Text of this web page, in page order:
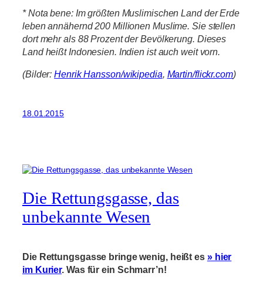
* Nota bene: Im größten Muslimischen Land der Erde
leben annähernd 200 Millionen Muslime. Sie stellen
dort mehr als 88 Prozent der Bevölkerung. Dieses
Land heißt Indonesien. Indien ist auch weit vorn.
(Bilder:Henrik Hansson/wikipedia, Martin/flickr.com)
18.01.2015
Die Rettungsgasse, das
unbekannte Wesen
Die Rettungsgasse bringe wenig, heißt es » hier
im Kurier. Was für ein Schmarr’n!